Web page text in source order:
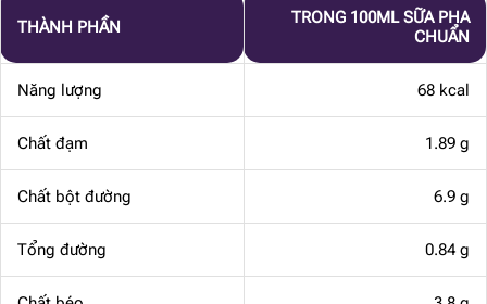
THÀNH PHẦN
TRONG 100ML SỮA PHA
CHUẨN
Năng lượng 68 kcal
Chất đạm 1.89 g
Chất bột đường 6.9 g
Tổng đường 0.84 g